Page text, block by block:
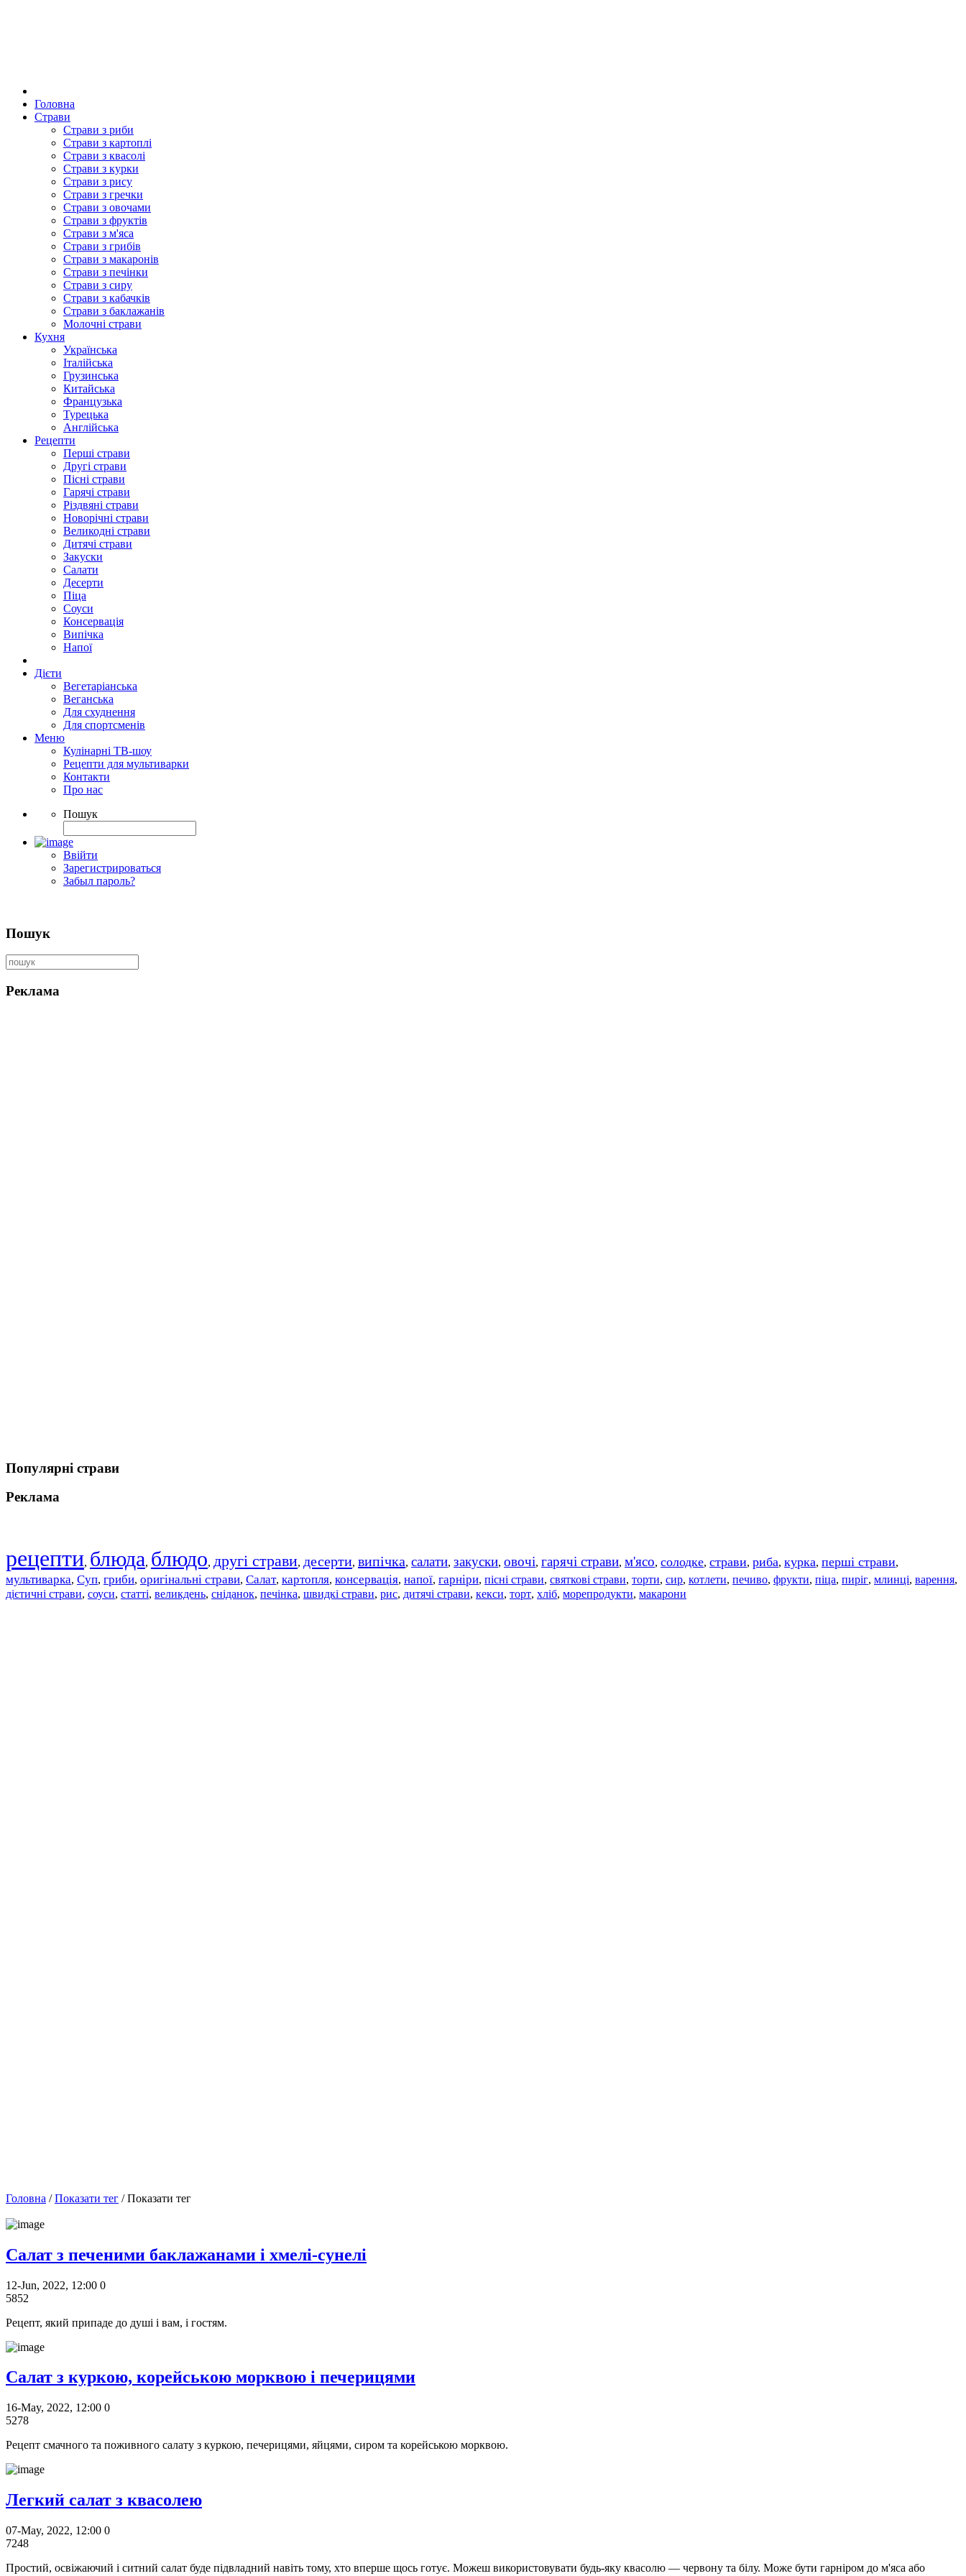
Головна
Страви
Страви з риби
Страви з картоплі
Страви з квасолі
Страви з курки
Страви з рису
Страви з гречки
Страви з овочами
Страви з фруктів
Страви з м'яса
Страви з грибів
Страви з макаронів
Страви з печінки
Страви з сиру
Страви з кабачків
Страви з баклажанів
Молочні страви
Кухня
Українська
Італійська
Грузинська
Китайська
Французька
Турецька
Англійська
Рецепти
Перші страви
Другі страви
Пісні страви
Гарячі страви
Різдвяні страви
Новорічні страви
Великодні страви
Дитячі страви
Закуски
Салати
Десерти
Піца
Соуси
Консервація
Випічка
Напої
Дієти
Вегетаріанська
Веганська
Для схуднення
Для спортсменів
Меню
Кулінарні ТВ-шоу
Рецепти для мультиварки
Контакти
Про нас
Пошук
Ввійти
Зарегистрироваться
Забыл пароль?
Пошук
Реклама
Популярні страви
Реклама
рецепти, блюда, блюдо, другі страви, десерти, випічка, салати, закуски, овочі, гарячі страви, м'ясо, солодке, страви, риба, курка, перші страви,
мультиварка, Суп, гриби, оригінальні страви, Салат, картопля, консервація, напої, гарніри, пісні страви, святкові страви, торти, сир, котлети, печиво, фрукти, піца, пиріг, млинці, варення,
дієтичні страви, соуси, статті, великдень, сніданок, печінка, швидкі страви, рис, дитячі страви, кекси, торт, хліб, морепродукти, макарони
Головна /Показати тег / Показати тег
Салат з печеними баклажанами і хмелі-сунелі
12-Jun, 2022, 12:00 0
5852
Рецепт, який припаде до душі і вам, і гостям.
Салат з куркою, корейською морквою і печерицями
16-May, 2022, 12:00 0
5278
Рецепт смачного та поживного салату з куркою, печерицями, яйцями, сиром та корейською морквою.
Легкий салат з квасолею
07-May, 2022, 12:00 0
7248
Простий, освіжаючий і ситний салат буде підвладний навіть тому, хто вперше щось готує. Можеш використовувати будь-яку квасолю — червону та білу. Може бути гарніром до м'яса або